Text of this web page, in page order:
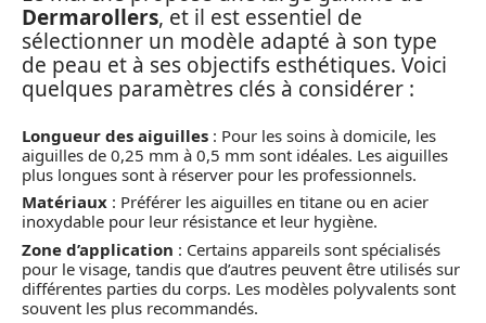
Dermarollers, et il est essentiel de
sélectionner un modèle adapté à son type
de peau et à ses objectifs esthétiques. Voici
quelques paramètres clés à considérer :
Longueur des aiguilles : Pour les soins à domicile, les
aiguilles de 0,25 mm à 0,5 mm sont idéales. Les aiguilles
plus longues sont à réserver pour les professionnels.
Matériaux : Préférer les aiguilles en titane ou en acier
inoxydable pour leur résistance et leur hygiène.
Zone d’application : Certains appareils sont spécialisés
pour le visage, tandis que d’autres peuvent être utilisés sur
différentes parties du corps. Les modèles polyvalents sont
souvent les plus recommandés.